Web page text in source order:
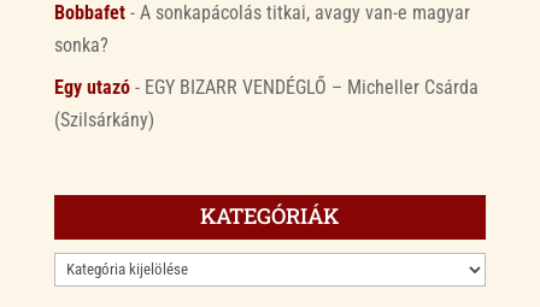
Bobbafet- A sonkapácolás titkai, avagy van-e magyar
sonka?
Egy utazó- EGY BIZARR VENDÉGLŐ – Micheller Csárda
(Szilsárkány)
KATEGÓRIÁK
KATEGÓRIÁK